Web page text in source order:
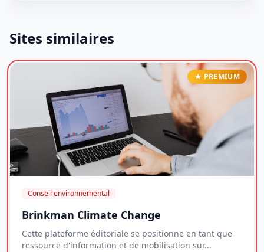
Sites similaires
PREMIUM
Conseil environnemental
Brinkman Climate Change
Cette plateforme éditoriale se positionne en tant que
ressource d'information et de mobilisation sur...